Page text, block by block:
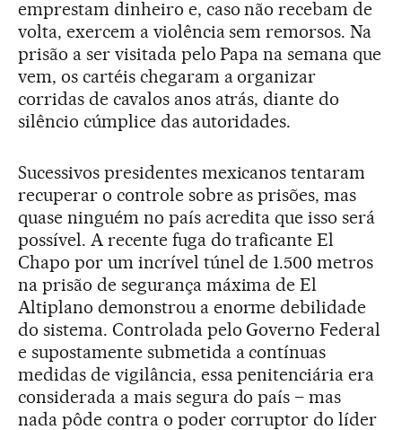
emprestam dinheiro e, caso não recebam de
volta, exercem a violência sem remorsos. Na
prisão a ser visitada pelo Papa na semana que
vem, os cartéis chegaram a organizar
corridas de cavalos anos atrás, diante do
silêncio cúmplice das autoridades.
Sucessivos presidentes mexicanos tentaram
recuperar o controle sobre as prisões, mas
quase ninguém no país acredita que isso será
possível. A recente fuga do traficante El
Chapo por um incrível túnel de 1.500 metros
na prisão de segurança máxima de El
Altiplano demonstrou a enorme debilidade
do sistema. Controlada pelo Governo Federal
e supostamente submetida a contínuas
medidas de vigilância, essa penitenciária era
considerada a mais segura do país – mas
nada pôde contra o poder corruptor do líder